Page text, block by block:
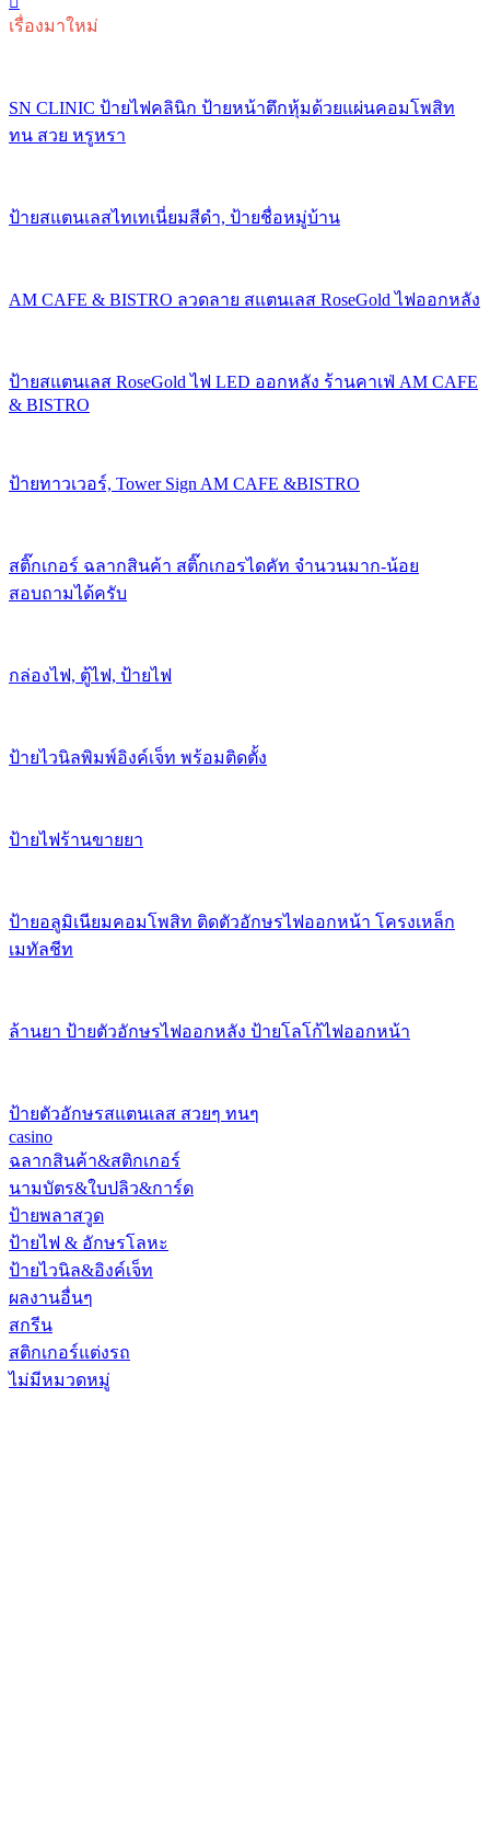
เรื่องมาใหม่
SN CLINIC ป้ายไฟคลินิก ป้ายหน้าตึกหุ้มด้วยแผ่นคอมโพสิท
ทน สวย หรูหรา
ป้ายสแตนเลสไทเทเนี่ยมสีดำ, ป้ายชื่อหมู่บ้าน
AM CAFE & BISTRO ลวดลาย สแตนเลส RoseGold ไฟออกหลัง
ป้ายสแตนเลส RoseGold ไฟ LED ออกหลัง ร้านคาเฟ่ AM CAFE
& BISTRO
ป้ายทาวเวอร์, Tower Sign AM CAFE &BISTRO
สติ๊กเกอร์ ฉลากสินค้า สติ๊กเกอรไดคัท จำนวนมาก-น้อย
สอบถามได้ครับ
กล่องไฟ, ตู้ไฟ, ป้ายไฟ
ป้ายไวนิลพิมพ์อิงค์เจ็ท พร้อมติดตั้ง
ป้ายไฟร้านขายยา
ป้ายอลูมิเนียมคอมโพสิท ติดตัวอักษรไฟออกหน้า โครงเหล็ก
เมทัลชีท
ล้านยา ป้ายตัวอักษรไฟออกหลัง ป้ายโลโก้ไฟออกหน้า
ป้ายตัวอักษรสแตนเลส สวยๆ ทนๆ
casino
ฉลากสินค้า&สติกเกอร์
นามบัตร&ใบปลิว&การ์ด
ป้ายพลาสวูด
ป้ายไฟ & อักษรโลหะ
ป้ายไวนิล&อิงค์เจ็ท
ผลงานอื่นๆ
สกรีน
สติกเกอร์แต่งรถ
ไม่มีหมวดหมู่